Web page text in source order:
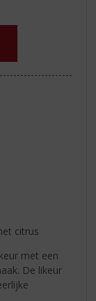
citrus
met een
De likeur